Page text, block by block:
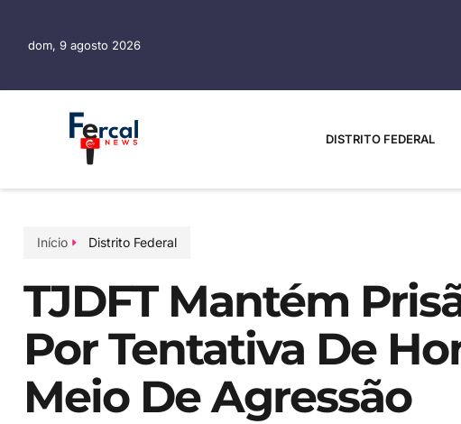
dom, 9 agosto 2026
DISTRITO FEDERAL
Início Distrito Federal
TJDFT Mantém
Por Tentativa De
Meio De Agressão